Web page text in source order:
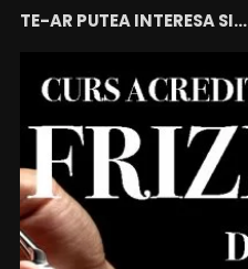
TE-AR PUTEA INTERESA SI...